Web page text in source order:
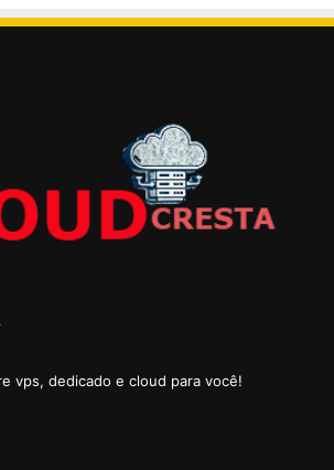
vps, dedicado e cloud para você!